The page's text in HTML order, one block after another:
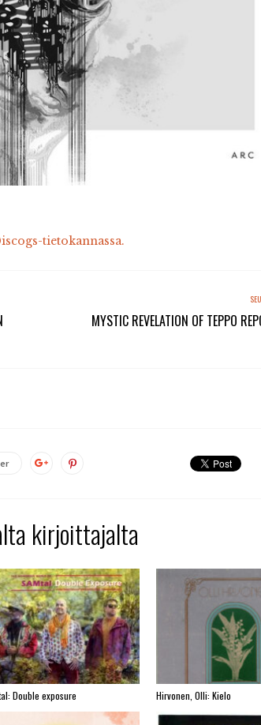
tietokannassa.
MYSTIC REVELATION OF TEPPO
kirjoittajalta
Double exposure Hirvonen, Olli: Kielo